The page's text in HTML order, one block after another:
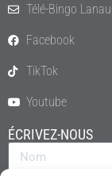
Télé-Bingo
Facebook
TikTok
Youtube
ÉCRIVEZ-NOUS